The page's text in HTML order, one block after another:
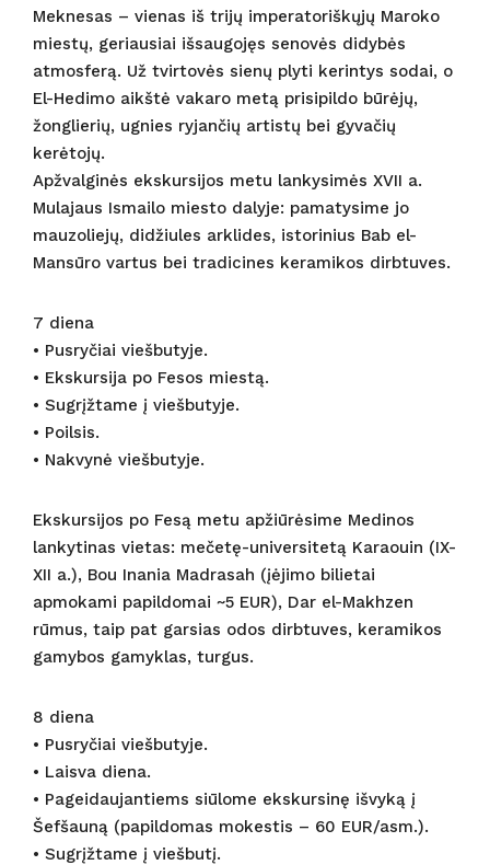
Meknesas – vienas iš trijų imperatoriškųjų Maroko
miestų, geriausiai išsaugojęs senovės didybės
atmosferą. Už tvirtovės sienų plyti kerintys sodai, o
El-Hedimo aikštė vakaro metą prisipildo būrėjų,
žonglierių, ugnies ryjančių artistų bei gyvačių
kerėtojų.
Apžvalginės ekskursijos metu lankysimės XVII a.
Mulajaus Ismailo miesto dalyje: pamatysime jo
mauzoliejų, didžiules arklides, istorinius Bab el-
Mansūro vartus bei tradicines keramikos dirbtuves.
7 diena
• Pusryčiai viešbutyje.
• Ekskursija po Fesos miestą.
• Sugrįžtame į viešbutyje.
• Poilsis.
• Nakvynė viešbutyje.
Ekskursijos po Fesą metu apžiūrėsime Medinos
lankytinas vietas: mečetę-universitetą Karaouin (IX-
XII a.), Bou Inania Madrasah (įėjimo bilietai
apmokami papildomai ~5 EUR), Dar el-Makhzen
rūmus, taip pat garsias odos dirbtuves, keramikos
gamybos gamyklas, turgus.
8 diena
• Pusryčiai viešbutyje.
• Laisva diena.
• Pageidaujantiems siūlome ekskursinę išvyką į
Šefšauną (papildomas mokestis – 60 EUR/asm.).
• Sugrįžtame į viešbutį.